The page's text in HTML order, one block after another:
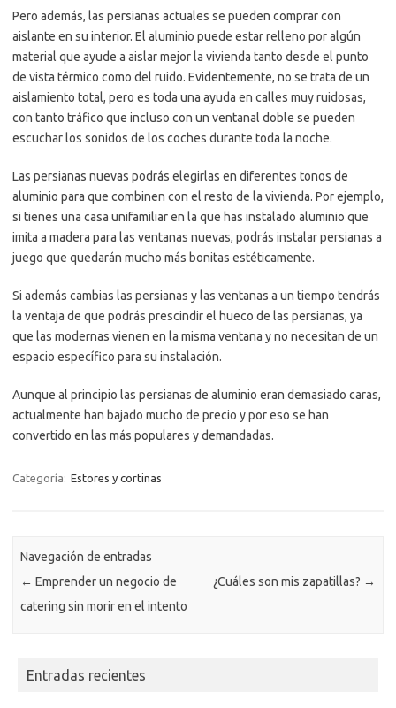
Pero además, las persianas actuales se pueden comprar con
aislante en su interior. El aluminio puede estar relleno por algún
material que ayude a aislar mejor la vivienda tanto desde el punto
de vista térmico como del ruido. Evidentemente, no se trata de un
aislamiento total, pero es toda una ayuda en calles muy ruidosas,
con tanto tráfico que incluso con un ventanal doble se pueden
escuchar los sonidos de los coches durante toda la noche.
Las persianas nuevas podrás elegirlas en diferentes tonos de
aluminio para que combinen con el resto de la vivienda. Por ejemplo,
si tienes una casa unifamiliar en la que has instalado aluminio que
imita a madera para las ventanas nuevas, podrás instalar persianas a
juego que quedarán mucho más bonitas estéticamente.
Si además cambias las persianas y las ventanas a un tiempo tendrás
la ventaja de que podrás prescindir el hueco de las persianas, ya
que las modernas vienen en la misma ventana y no necesitan de un
espacio específico para su instalación.
Aunque al principio las persianas de aluminio eran demasiado caras,
actualmente han bajado mucho de precio y por eso se han
convertido en las más populares y demandadas.
Categoría: Estores y cortinas
Navegación de entradas
← Emprender un negocio de
catering sin morir en el intento
¿Cuáles son mis zapatillas? →
Entradas recientes